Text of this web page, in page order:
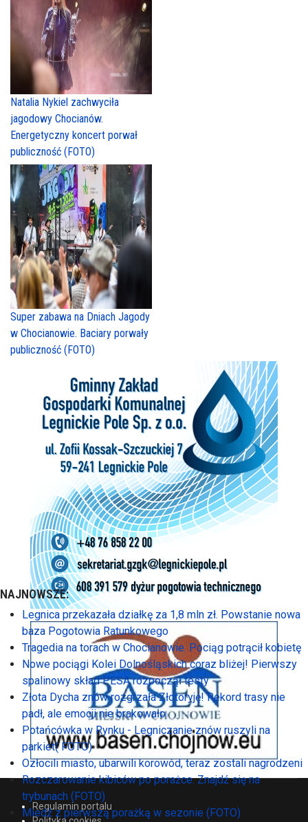
Natalia Nykiel zachwyciła
jagodowy Chocianów.
Energetyczny koncert porwał
publiczność (FOTO)
Super zabawa na Dniach Jagody
w Chocianowie. Baciary porwały
publiczność (FOTO)
Regulamin portalu
NAJNOWSZE:
Legnica przekazała działkę za 1,8 mln zł. Powstanie nowa
baza Pogotowia Ratunkowego
Tragedia na torach w Chocianowie. Pociąg potrącił kobietę
Nowe pociągi Kolei Dolnośląskich coraz bliżej! Pierwszy
spalinowy skład PESA rozpoczął testy
Złota Dycha znów rozgrzała Złotoryję! Rekord trasy nie
padł, ale emocji nie brakowało
Potańcówka w Rynku - Legniczanie znów ruszyli na
parkiet( FOTO)
Ozłocili miasto, ubarwili korowód, teraz zostali nagrodzeni
Rozczarowanie kibiców po porażce. Znajdź się na
trybunach (FOTO)
Miedź z pierwszą porażką w sezonie (FOTO)